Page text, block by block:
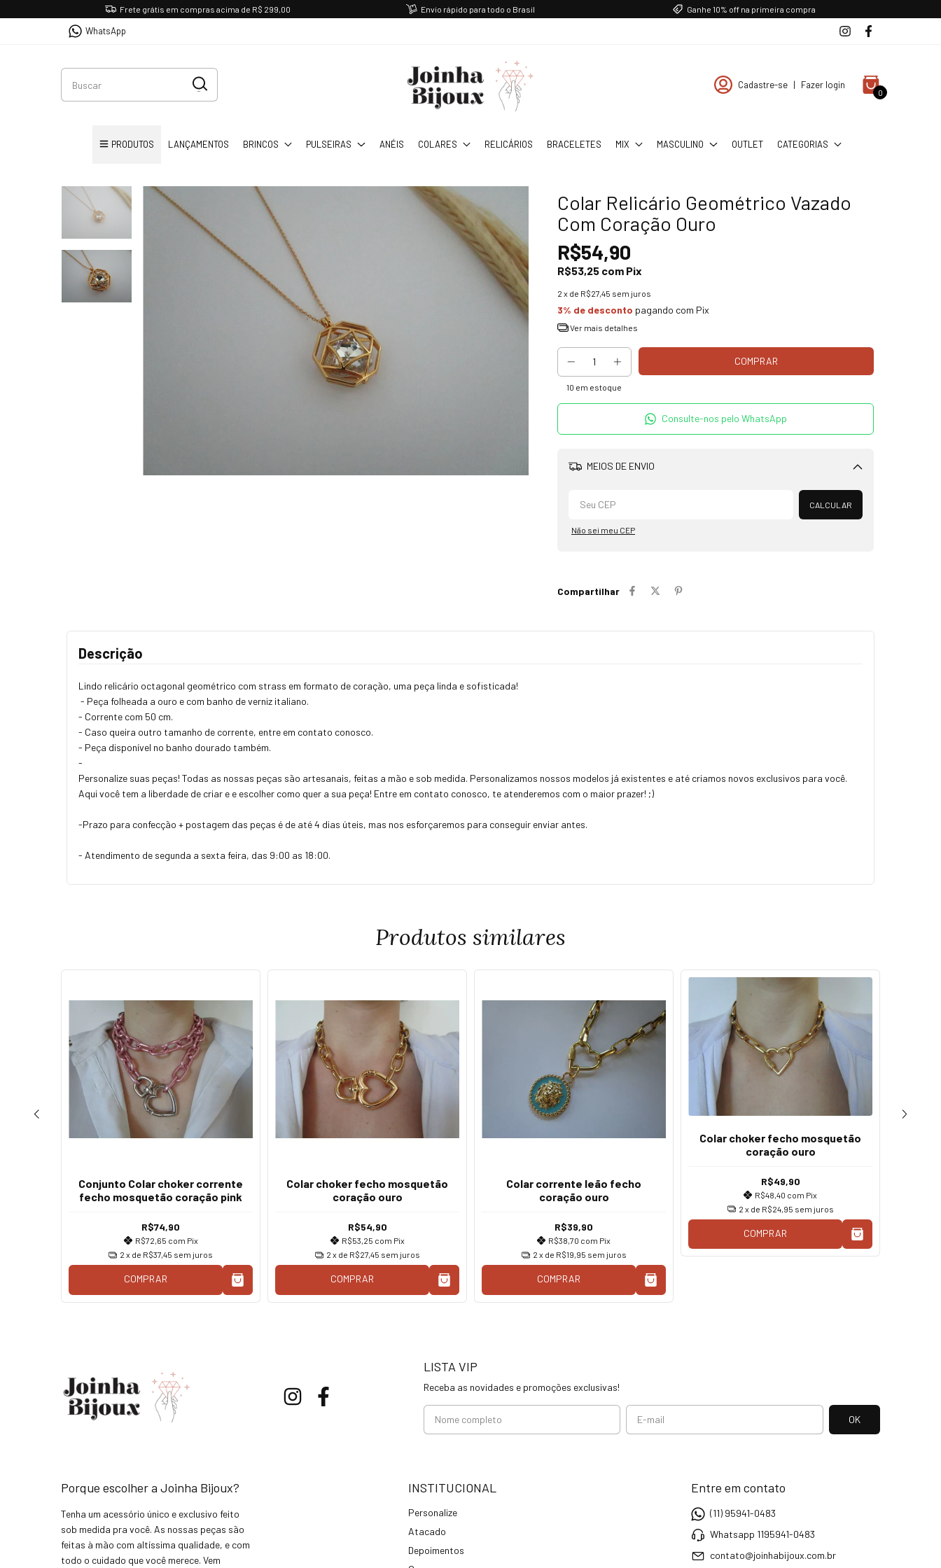
Frete grátis em compras acima de R$ 299,00 Envio rápido para todo o Brasil Ganhe 10% off na primeira compra
WhatsApp
Cadastre-se | Fazer login
0
PRODUTOS LANÇAMENTOS BRINCOS PULSEIRAS ANÉIS COLARES RELICÁRIOS BRACELETES MIX MASCULINO OUTLET CATEGORIAS
Colar Relicário Geométrico Vazado
Com Coração Ouro
R$54,90
R$53,25 com Pix
2 x de R$27,45 sem juros
3% de desconto pagando com Pix
Ver mais detalhes
10 em estoque
Consulte-nos pelo WhatsApp
MEIOS DE ENVIO
Alterar CEP
CALCULAR
Não sei meu CEP
Compartilhar
Descrição
Lindo relicário octagonal geométrico com strass em formato de coração, uma peça linda e sofisticada!
- Peça folheada a ouro e com banho de verniz italiano.
- Corrente com 50 cm.
- Caso queira outro tamanho de corrente, entre em contato conosco.
- Peça disponível no banho dourado também.
-
Personalize suas peças! Todas as nossas peças são artesanais, feitas a mão e sob medida. Personalizamos nossos modelos já existentes e até criamos novos exclusivos para você.
Aqui você tem a liberdade de criar e e escolher como quer a sua peça! Entre em contato conosco, te atenderemos com o maior prazer! ;)
-Prazo para confecção + postagem das peças é de até 4 dias úteis, mas nos esforçaremos para conseguir enviar antes.
- Atendimento de segunda a sexta feira, das 9:00 as 18:00.
Produtos similares
Conjunto Colar choker corrente
fecho mosquetão coração pink
R$74,90
R$72,65 com Pix
2 x de R$37,45 sem juros
COMPRAR
Colar choker fecho mosquetão
coração ouro
R$54,90
R$53,25 com Pix
2 x de R$27,45 sem juros
COMPRAR
Colar corrente leão fecho
coração ouro
R$39,90
R$38,70 com Pix
2 x de R$19,95 sem juros
COMPRAR
Colar choker fecho mosquetão
coração ouro
R$49,90
R$48,40 com Pix
2 x de R$24,95 sem juros
COMPRAR
LISTA VIP
Receba as novidades e promoções exclusivas!
Porque escolher a Joinha Bijoux?
Tenha um acessório único e exclusivo feito
sob medida pra você. As nossas peças são
feitas à mão com altíssima qualidade, e com
todo o cuidado que você merece. Vem
INSTITUCIONAL
Personalize
Atacado
Depoimentos
Entre em contato
(11) 95941-0483
Whatsapp 1195941-0483
contato@joinhabijoux.com.br